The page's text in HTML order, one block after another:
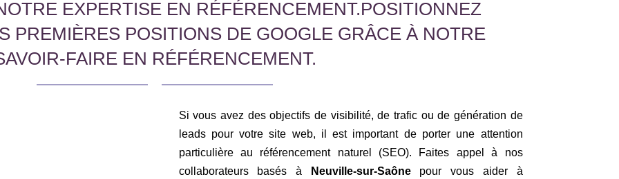
EXPERTISE EN RÉFÉRENCEMENT.POSITIONNEZ
PREMIÈRES POSITIONS DE GOOGLE GRÂCE À NOTRE
FAIRE EN RÉFÉRENCEMENT.
Si vous avez des objectifs de visibilité, de trafic ou de génération de
leads pour votre site web, il est important de porter une attention
particulière au référencement naturel (SEO). Faites appel à nos
collaborateurs basés à
Neuville-sur-Saônepour vous aider à